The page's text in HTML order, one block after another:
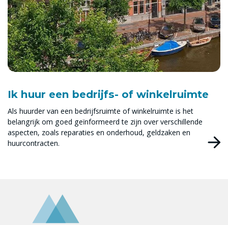
Ik huur een bedrijfs- of winkelruimte
Als huurder van een bedrijfsruimte of winkelruimte is het
belangrijk om goed geïnformeerd te zijn over verschillende
aspecten, zoals reparaties en onderhoud, geldzaken en
huurcontracten.